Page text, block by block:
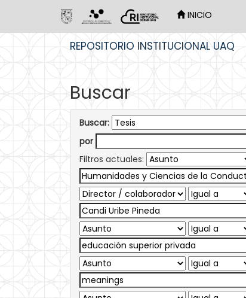
INICIO
REPOSITORIO INSTITUCIONAL UAQ
Buscar
Buscar:
por
Filtros actuales: